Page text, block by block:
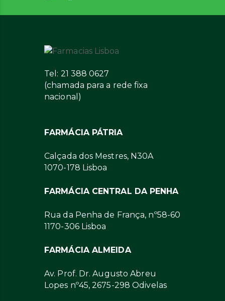
Tel: 21 388 0627
(chamada para a rede fixa
nacional)
FARMÁCIA PÁTRIA
Calçada dos Mestres, N30A
1070-178 Lisboa
FARMÁCIA CENTRAL DA PENHA
Rua da Penha de França, nº58-60
1170-306 Lisboa
FARMÁCIA ALMEIDA
Av. Prof. Dr. Augusto Abreu
Lopes nº45, 2675-298 Odivelas